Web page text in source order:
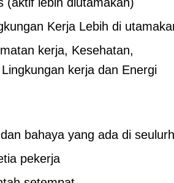
Kerja Lebih di
kerja, Kesehatan,
kerja dan Energi
bahaya yang ada di
pekerja